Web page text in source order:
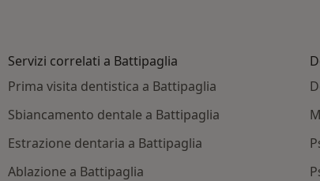
Servizi correlati a Battipaglia
Prima visita dentistica a Battipaglia
Sbiancamento dentale a Battipaglia
Estrazione dentaria a Battipaglia
Ablazione a Battipaglia